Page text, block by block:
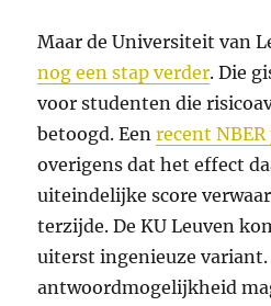
Maar de Universiteit van
nog een stap verder. Die
voor studenten die
betoogd. Eenrecent NBER
overigens dat het effect
uiteindelijke score
terzijde. De KU Leuven
uiterst ingenieuze variant.
antwoordmogelijkheid